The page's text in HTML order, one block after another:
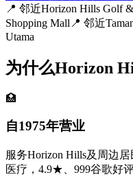
📍 邻近Horizon Hills Golf
Shopping Mall 📍 邻近
Utama
为什么Horizon
🏥
自1975年营业
服务Horizon Hills及周边
医疗，4.9★、999谷歌好评